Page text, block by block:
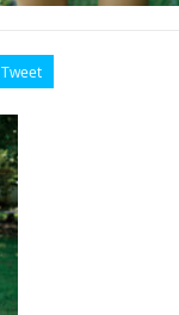
Tweet